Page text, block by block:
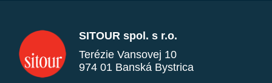
SITOUR spol. s r.o.
Terézie Vansovej 10
974 01 Banská Bystrica